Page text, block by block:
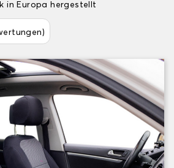
in Europa hergestellt